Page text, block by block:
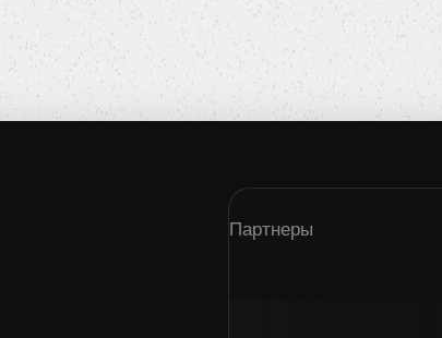
Партнеры